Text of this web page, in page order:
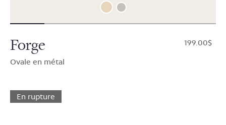
Forge
Ovale en métal
$199.00
En rupture